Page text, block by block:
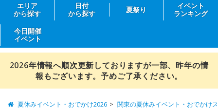
エリア
から探す
日付
から探す
夏祭り
イベント
ランキング
今日開催
イベント
2026年情報へ順次更新しておりますが一部、昨年の情
報もございます。予めご了承ください。
夏休みイベント・おでかけ2026 関東の夏休みイベント・おでかけ